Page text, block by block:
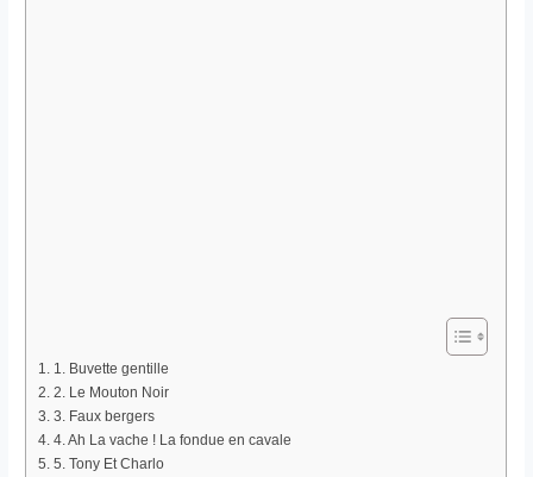
1. Buvette gentille
2. Le Mouton Noir
3. Faux bergers
4. Ah La vache ! La fondue en cavale
5. Tony Et Charlo